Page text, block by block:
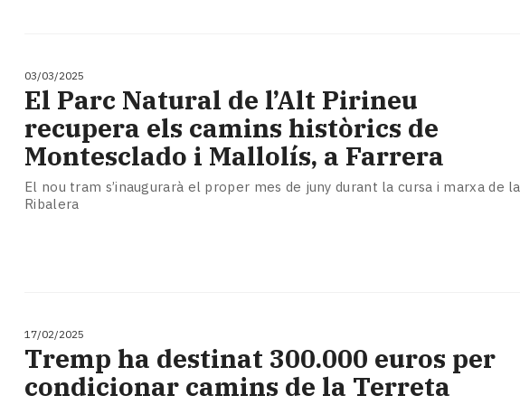
03/03/2025
El Parc Natural de l’Alt Pirineu
recupera els camins històrics de
Montesclado i Mallolís, a Farrera
El nou tram s’inaugurarà el proper mes de juny durant la cursa i marxa de la
Ribalera
17/02/2025
Tremp ha destinat 300.000 euros per
condicionar camins de la Terreta